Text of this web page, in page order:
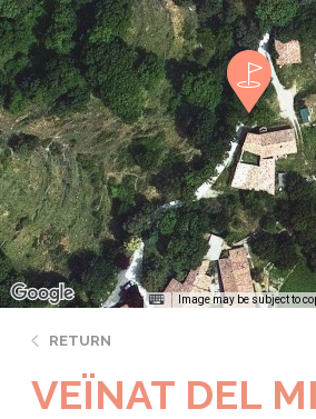
Image may be subject to
RETURN
VEÏNAT DEL